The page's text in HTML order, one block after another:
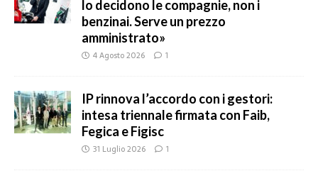
lo decidono le compagnie, non i
benzinai. Serve un prezzo
amministrato»
4 Agosto 2026 1
IP rinnova l’accordo con i gestori:
intesa triennale firmata con Faib,
Fegica e Figisc
31 Luglio 2026 1